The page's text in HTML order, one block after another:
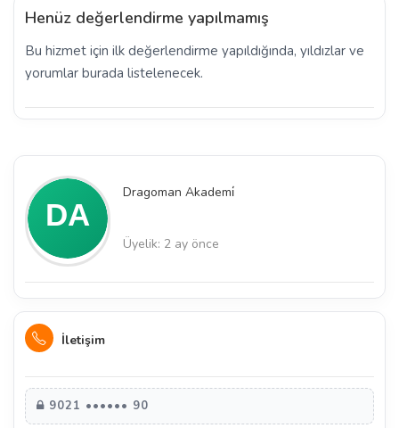
Henüz değerlendirme yapılmamış
Bu hizmet için ilk değerlendirme yapıldığında, yıldızlar ve
yorumlar burada listelenecek.
Dragoman Akademi̇
Üyelik: 2 ay önce
İletişim
9021 •••••• 90